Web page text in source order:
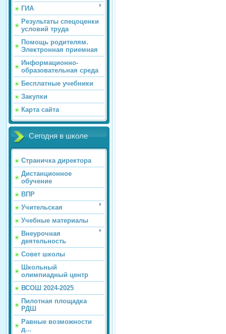
ГИА
Результаты спецоценки
условий труда
Помощь родителям.
Электронная приемная
Информационно-
образовательная среда
Бесплатные учебники
Закупки
Карта сайта
Сегодня в школе
Страничка директора
Дистанционное
обучение
ВПР
Учительская
Учебные материалы
Внеурочная
деятельность
Совет школы
Школьный
олимпиадный центр
ВСОШ 2024-2025
Пилотная площадка
РДШ
Равные возможности
д...